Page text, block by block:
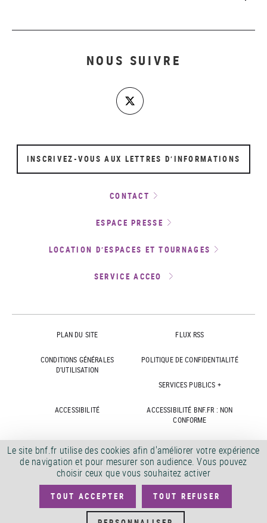
NOUS SUIVRE
INSCRIVEZ-VOUS AUX LETTRES D’INFORMATIONS
CONTACT
ESPACE PRESSE
LOCATION D’ESPACES ET TOURNAGES
SERVICE ACCEO
PLAN DU SITE FLUX RSS
CONDITIONS GÉNÉRALES
D'UTILISATION
POLITIQUE DE CONFIDENTIALITÉ
SERVICES PUBLICS +
ACCESSIBILITÉ
ACCESSIBILITÉ BNF.FR : NON
CONFORME
MARCHÉS PUBLICS OFFRES D'EMPLOI
DÉMATÉRIALISATION FACTURES CRÉDITS
©
Le site bnf.fr utilise des cookies afin d'améliorer votre expérience
de navigation et pour mesurer son audience. Vous pouvez
choisir ceux que vous souhaitez activer
TOUT ACCEPTER TOUT REFUSER